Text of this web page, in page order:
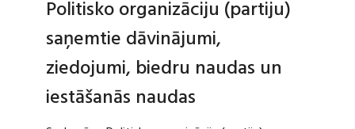
Politisko organizāciju (partiju)
saņemtie dāvinājumi,
ziedojumi, biedru naudas un
iestāšanās naudas